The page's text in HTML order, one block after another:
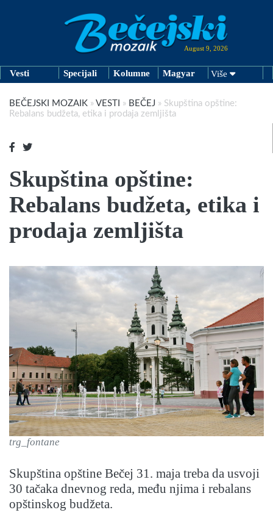
August 9, 2026
Vesti Specijali Kolumne Magyar Više
BEČEJSKI MOZAIK » VESTI » BEČEJ » Skupština opštine:
Rebalans budžeta, etika i prodaja zemljišta
Skupština opštine:
Rebalans budžeta, etika i
prodaja zemljišta
trg_fontane
Skupština opštine Bečej 31. maja treba da usvoji
30 tačaka dnevnog reda, među njima i rebalans
opštinskog budžeta.